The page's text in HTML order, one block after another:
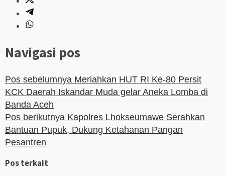
Navigasi pos
Pos sebelumnya Meriahkan HUT RI Ke-80 Persit
KCK Daerah Iskandar Muda gelar Aneka Lomba di
Banda Aceh
Pos berikutnya Kapolres Lhokseumawe Serahkan
Bantuan Pupuk, Dukung Ketahanan Pangan
Pesantren
Pos terkait